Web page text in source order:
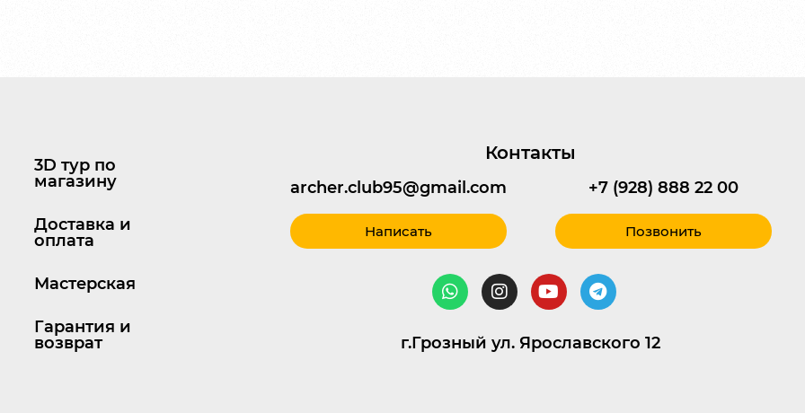
3D тур по
магазину
Доставка и
оплата
Мастерская
Гарантия и
возврат
Контакты
archer.club95@gmail.com
Написать
+7 (928) 888 22 00
Позвонить
г.Грозный ул. Ярославского 12